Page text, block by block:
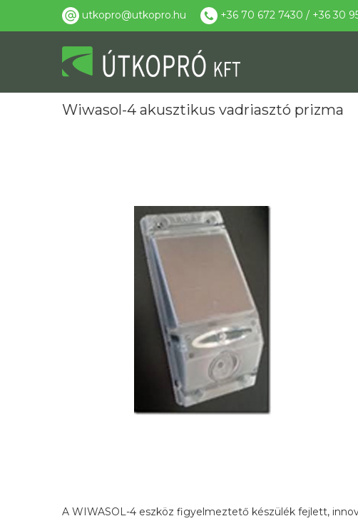
utkopro@utkopro.hu +36 70 672 7430 / +36 30
Wiwasol-4 akusztikus vadriasztó prizma
A WIWASOL-4 eszköz figyelmeztető készülék fejlett,